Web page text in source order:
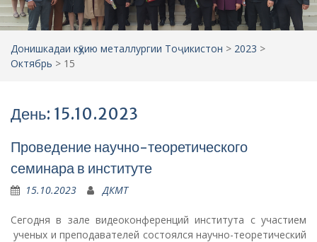
Донишкадаи кӯҳию металлургии Тоҷикистон > 2023 >
Октябрь > 15
День: 15.10.2023
Проведение научно-теоретического
семинара в институте
15.10.2023 ДКМТ
Сегодня в зале видеоконференций института с участием
ученых и преподавателей состоялся научно-теоретический